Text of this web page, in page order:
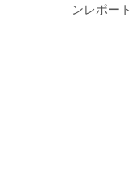
ンレポー